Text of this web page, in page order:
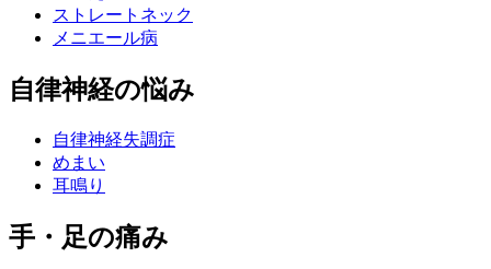
ストレートネック
メニエール病
自律神経の悩み
自律神経失調症
めまい
耳鳴り
手・足の痛み